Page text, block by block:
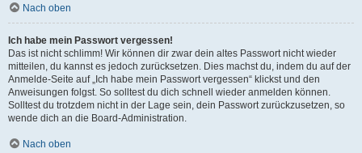
Nach oben
Ich habe mein Passwort vergessen!
Das ist nicht schlimm! Wir können dir zwar dein altes Passwort nicht wieder
mitteilen, du kannst es jedoch zurücksetzen. Dies machst du, indem du auf der
Anmelde-Seite auf „Ich habe mein Passwort vergessen“ klickst und den
Anweisungen folgst. So solltest du dich schnell wieder anmelden können.
Solltest du trotzdem nicht in der Lage sein, dein Passwort zurückzusetzen, so
wende dich an die Board-Administration.
Nach oben